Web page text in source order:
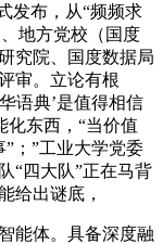
发布，从“频频求
地方党校（国度
究院、国度数据局
审。立论有根
语典’是值得相信
化东西，“当价值
；”工业大学党委
“四大队”正在马背
给出谜底，
能体。具备深度融